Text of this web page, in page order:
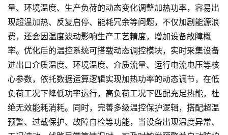
量、环境温度、生产负荷的动态变化调整加热功率，容易出
现超温加热、反复启停、能耗冗余等问题，不仅加剧能源浪
费，还会因温度波动影响生产工艺精度，增加设备故障概
率。优化后的温控系统可搭载动态调控模块，实时采集设备
进出口介质温度、环境温度、介质流量、运行电流电压等核
心参数，依托数据运算逻辑实现加热功率的动态调节，在低
负荷工况下降低功率运行，高负荷工况下匹配充足热能，杜
绝无效能耗消耗。同时，完善多级温控保护逻辑，搭配超温
预警、过载保护、故障自检等功能，当设备出现温度异常、